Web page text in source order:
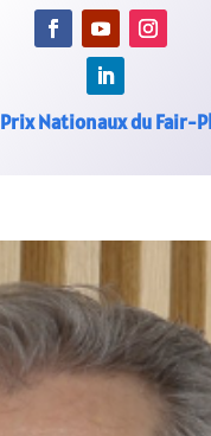
Prix Nationaux du Fair-